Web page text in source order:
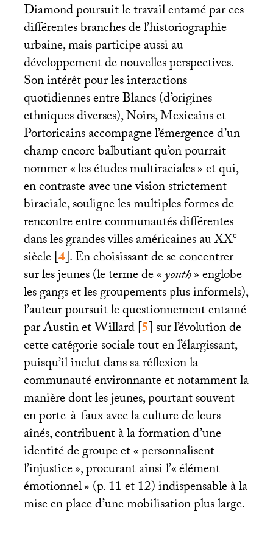
Diamond poursuit le travail entamé par ces
différentes branches de l’historiographie
urbaine, mais participe aussi au
développement de nouvelles perspectives.
Son intérêt pour les interactions
quotidiennes entre Blancs (d’origines
ethniques diverses), Noirs, Mexicains et
Portoricains accompagne l’émergence d’un
champ encore balbutiant qu’on pourrait
nommer «les études multiraciales» et qui,
en contraste avec une vision strictement
biraciale, souligne les multiples formes de
rencontre entre communautés différentes
dans les grandes villes américaines auXXe
siècle[4]. En choisissant de se concentrer
sur les jeunes (le terme de «youth» englobe
les gangs et les groupements plus informels),
l’auteur poursuit le questionnement entamé
par Austin et Willard[5]sur l’évolution de
cette catégorie sociale tout en l’élargissant,
puisqu’il inclut dans sa réflexion la
communauté environnante et notamment la
manière dont les jeunes, pourtant souvent
en porte-à-faux avec la culture de leurs
aînés, contribuent à la formation d’une
identité de groupe et «personnalisent
l’injustice», procurant ainsi l’«élément
émotionnel» (p. 11 et 12) indispensable à la
mise en place d’une mobilisation plus large.